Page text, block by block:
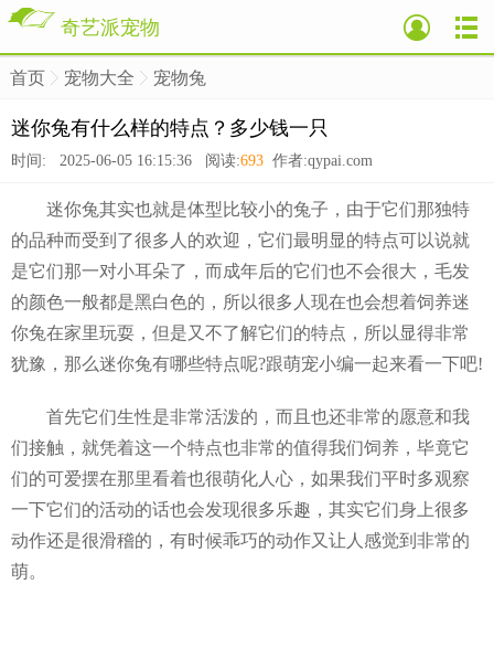
奇艺派宠物
首页 宠物大全 宠物兔
迷你兔有什么样的特点？多少钱一只
时间: 2025-06-05 16:15:36 阅读:693 作者:qypai.com
迷你兔其实也就是体型比较小的兔子，由于它们那独特
的品种而受到了很多人的欢迎，它们最明显的特点可以说就
是它们那一对小耳朵了，而成年后的它们也不会很大，毛发
的颜色一般都是黑白色的，所以很多人现在也会想着饲养迷
你兔在家里玩耍，但是又不了解它们的特点，所以显得非常
犹豫，那么迷你兔有哪些特点呢?跟萌宠小编一起来看一下吧!
首先它们生性是非常活泼的，而且也还非常的愿意和我
们接触，就凭着这一个特点也非常的值得我们饲养，毕竟它
们的可爱摆在那里看着也很萌化人心，如果我们平时多观察
一下它们的活动的话也会发现很多乐趣，其实它们身上很多
动作还是很滑稽的，有时候乖巧的动作又让人感觉到非常的
萌。